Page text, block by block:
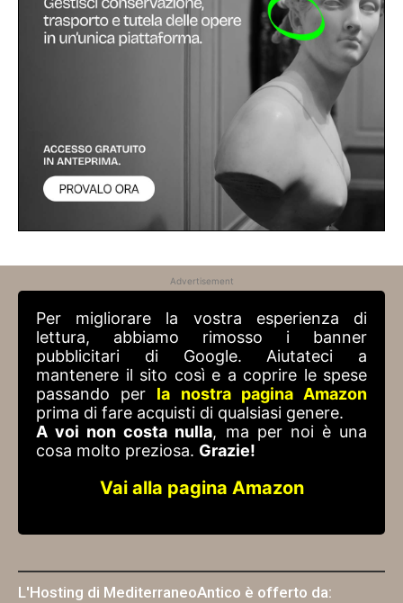
Advertisement
Per migliorare la vostra esperienza di
lettura, abbiamo rimosso i banner
pubblicitari di Google. Aiutateci a
mantenere il sito così e a coprire le spese
passando per la nostra pagina Amazon
prima di fare acquisti di qualsiasi genere.
A voi non costa nulla, ma per noi è una
cosa molto preziosa. Grazie!
Vai alla pagina Amazon
L'Hosting di MediterraneoAntico è offerto da: